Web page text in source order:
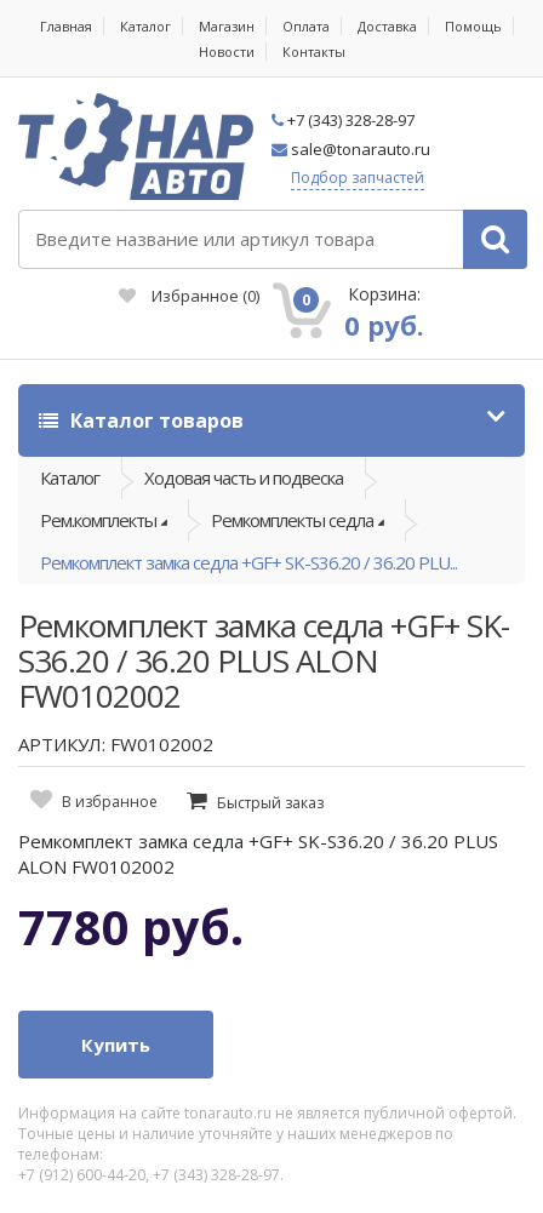
Главная Каталог Магазин Оплата Доставка
Помощь
Новости
Контакты
+7 (343) 328-28-97
sale@tonarauto.ru
Подбор запчастей
Избранное (0) 0 Корзина:
0 руб.
Каталог товаров
Каталог
Ходовая часть и подвеска
Рем.комплекты
Ремкомплекты седла
Ремкомплект замка седла +GF+ SK-S36.20 / 36.20 PLU...
Ремкомплект замка седла +GF+ SK-
S36.20 / 36.20 PLUS ALON
FW0102002
АРТИКУЛ: FW0102002
В избранное Быстрый заказ
Ремкомплект замка седла +GF+ SK-S36.20 / 36.20 PLUS
ALON FW0102002
7780 руб.
Купить
Информация на сайте tonarauto.ru не является публичной офертой.
Точные цены и наличие уточняйте у наших менеджеров по
телефонам:
+7 (912) 600-44-20, +7 (343) 328-28-97.